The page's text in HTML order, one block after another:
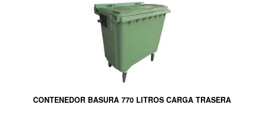
CONTENEDOR BASURA 770 LITROS CARGA TRASERA